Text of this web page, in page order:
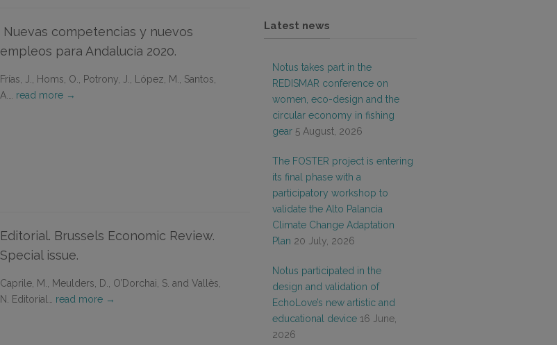
Nuevas competencias y nuevos
empleos para Andalucía 2020.
Frías, J., Homs, O., Potrony, J., López, M., Santos,
A.… read more →
Editorial. Brussels Economic Review.
Special issue.
Caprile, M., Meulders, D., O’Dorchai, S. and Vallès,
N. Editorial… read more →
Latest news
Notus takes part in the
REDISMAR conference on
women, eco-design and the
circular economy in fishing
gear 5 August, 2026
The FOSTER project is entering
its final phase with a
participatory workshop to
validate the Alto Palancia
Climate Change Adaptation
Plan 20 July, 2026
Notus participated in the
design and validation of
EchoLove’s new artistic and
educational device 16 June,
2026